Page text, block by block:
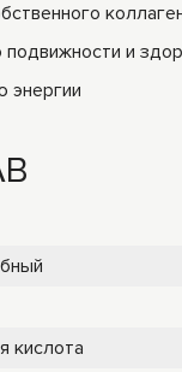
и
энергии
кислота